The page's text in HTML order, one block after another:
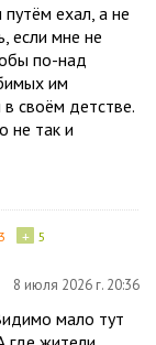
ехал, а не
если мне не
по-над
им
своём детстве.
не так и
+ 5
3
8 июля 2026 г. 20:36
мало тут